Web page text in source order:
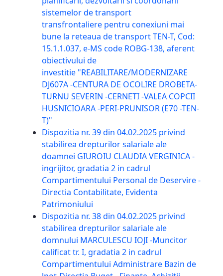
sistemelor de transport
transfrontaliere pentru conexiuni mai
bune la reteaua de transport TEN-T, Cod:
15.1.1.037, e-MS code ROBG-138, aferent
obiectivului de
investitie "REABILITARE/MODERNIZARE
DJ607A -CENTURA DE OCOLIRE DROBETA-
TURNU SEVERIN -CERNETI -VALEA COPCII
HUSNICIOARA -PERI-PRUNISOR (E70 -TEN-
T)"
Dispozitia nr. 39 din 04.02.2025 privind
stabilirea drepturilor salariale ale
doamnei GIUROIU CLAUDIA VERGINICA -
ingrijitor, gradatia 2 in cadrul
Compartimentului Personal de Deservire -
Directia Contabilitate, Evidenta
Patrimoniului
Dispozitia nr. 38 din 04.02.2025 privind
stabilirea drepturilor salariale ale
domnului MARCULESCU IOJI -Muncitor
calificat tr. I, gradatia 2 in cadrul
Compartimentului Administrare Bazin de